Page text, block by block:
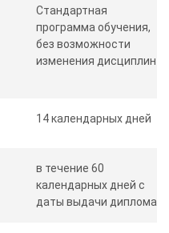
Стандартная
программа обучения,
без возможности
изменения дисциплин
14 календарных дней
в течение 60
календарных дней с
даты выдачи диплома